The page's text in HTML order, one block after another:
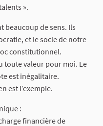
».
beaucoup de sens. Ils
et le socle de notre
constitutionnel.
toute valeur pour moi. Le
est inégalitaire.
est l’exemple.
:
financière de